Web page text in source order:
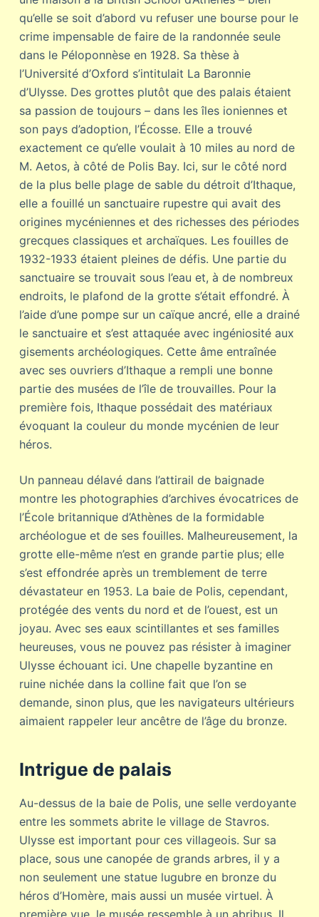
qu’elle se soit d’abord vu refuser une bourse pour le
crime impensable de faire de la randonnée seule
dans le Péloponnèse en 1928. Sa thèse à
l’Université d’Oxford s’intitulait La Baronnie
d’Ulysse. Des grottes plutôt que des palais étaient
sa passion de toujours – dans les îles ioniennes et
son pays d’adoption, l’Écosse. Elle a trouvé
exactement ce qu’elle voulait à 10 miles au nord de
M. Aetos, à côté de Polis Bay. Ici, sur le côté nord
de la plus belle plage de sable du détroit d’Ithaque,
elle a fouillé un sanctuaire rupestre qui avait des
origines mycéniennes et des richesses des périodes
grecques classiques et archaïques. Les fouilles de
1932-1933 étaient pleines de défis. Une partie du
sanctuaire se trouvait sous l’eau et, à de nombreux
endroits, le plafond de la grotte s’était effondré. À
l’aide d’une pompe sur un caïque ancré, elle a drainé
le sanctuaire et s’est attaquée avec ingéniosité aux
gisements archéologiques. Cette âme entraînée
avec ses ouvriers d’Ithaque a rempli une bonne
partie des musées de l’île de trouvailles. Pour la
première fois, Ithaque possédait des matériaux
évoquant la couleur du monde mycénien de leur
héros.
Un panneau délavé dans l’attirail de baignade
montre les photographies d’archives évocatrices de
l’École britannique d’Athènes de la formidable
archéologue et de ses fouilles. Malheureusement, la
grotte elle-même n’est en grande partie plus; elle
s’est effondrée après un tremblement de terre
dévastateur en 1953. La baie de Polis, cependant,
protégée des vents du nord et de l’ouest, est un
joyau. Avec ses eaux scintillantes et ses familles
heureuses, vous ne pouvez pas résister à imaginer
Ulysse échouant ici. Une chapelle byzantine en
ruine nichée dans la colline fait que l’on se
demande, sinon plus, que les navigateurs ultérieurs
aimaient rappeler leur ancêtre de l’âge du bronze.
Intrigue de palais
Au-dessus de la baie de Polis, une selle verdoyante
entre les sommets abrite le village de Stavros.
Ulysse est important pour ces villageois. Sur sa
place, sous une canopée de grands arbres, il y a
non seulement une statue lugubre en bronze du
héros d’Homère, mais aussi un musée virtuel. À
première vue, le musée ressemble à un abribus. Il